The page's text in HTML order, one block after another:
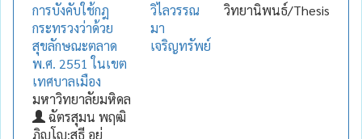
การบังคับใช้กฎ
กระทรวงว่าด้วย
สุขลักษณะตลาด
พ.ศ. 2551 ในเขต
เทศบาลเมือง
มหาวิทยาลัยมหิดล
ฉัตรสุมน พฤฒิ
ภิญโญ;สุธี อยู่
วิไลวรรณ
มา
เจริญทรัพย์
วิทยานิพนธ์/Thesis